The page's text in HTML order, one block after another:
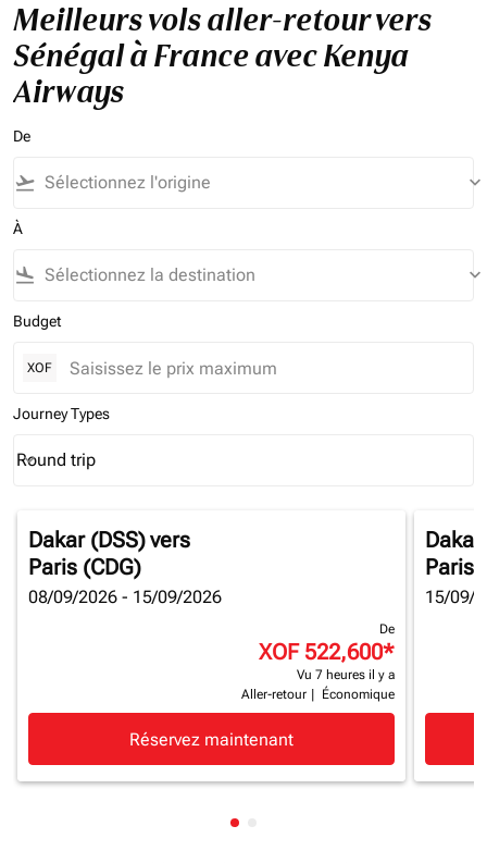
Meilleurs vols aller-retour vers
Sénégal à France avec Kenya
Airways
De
flight_takeoff keyboard_arrow_down
À
flight_land keyboard_arrow_down
Budget
XOF
Journey Types
Journey Types option Round trip Selected
Round trip
keyboard_arrow_down
Dakar (DSS)vers
Paris (CDG)
08/09/2026 - 15/09/2026
De
XOF 522,600*
Vu 7 heures il y a
Aller-retour
Économique
Réservez maintenant
Dakar
Paris
15/09/
Affichage de cmp-pagination-